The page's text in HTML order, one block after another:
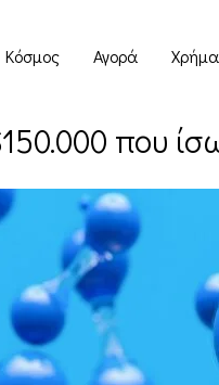
Κόσμος Αγορά Χρήμα
που